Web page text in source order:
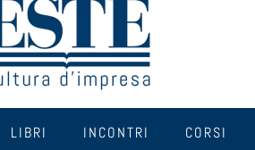
LIBRI INCONTRI CORSI